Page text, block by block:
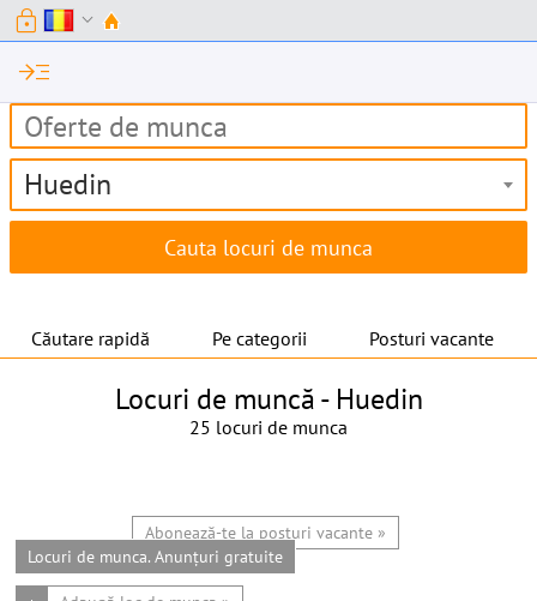
lock expand_more
read_more
Huedin
Căutare rapidă Pe categorii Posturi vacante
Locuri de muncă - Huedin
25 locuri de munca
Abonează-te la posturi vacante »
Locuri de munca. Anunțuri gratuite